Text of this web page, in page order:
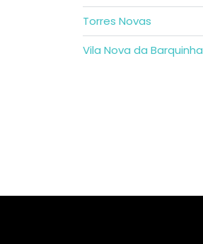
Torres Novas
Vila Nova da Barquinha